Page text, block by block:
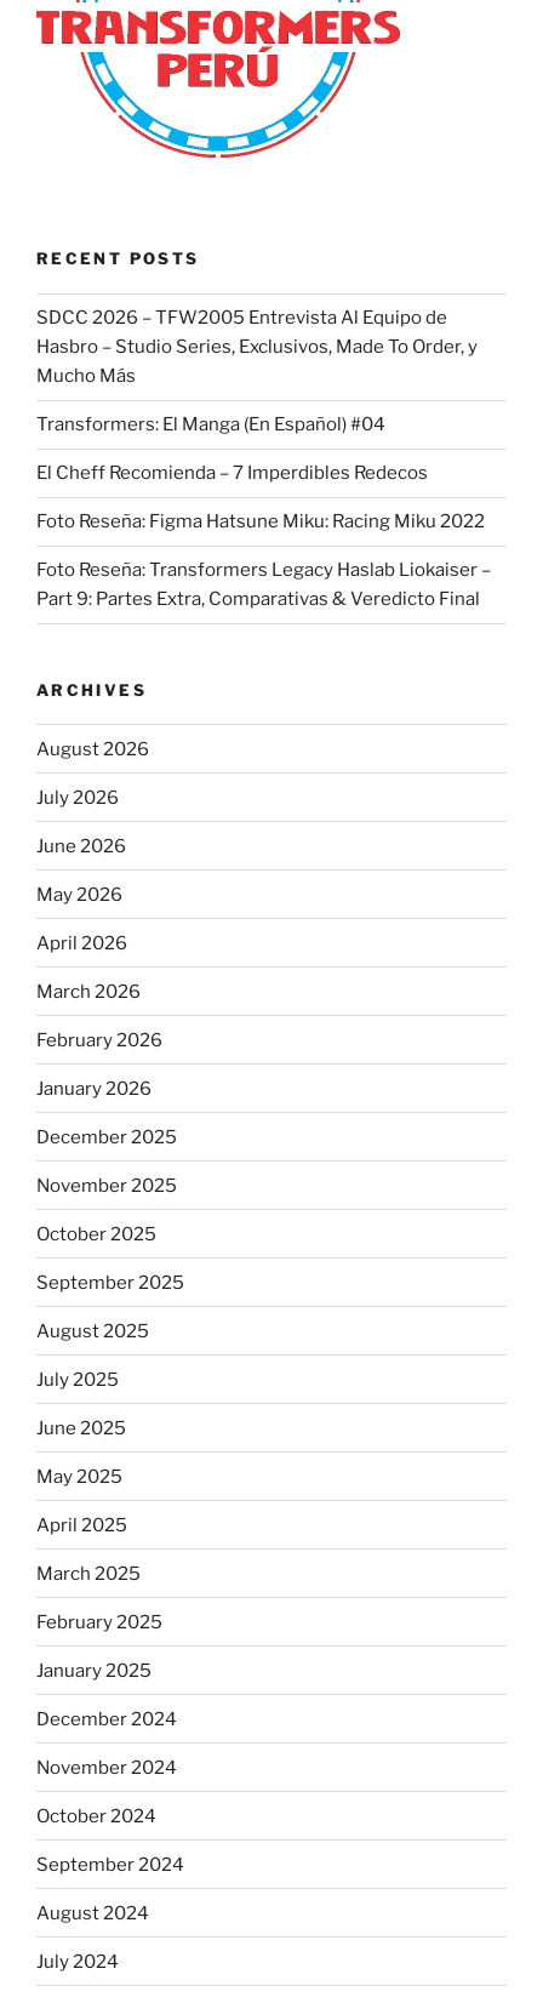
RECENT POSTS
SDCC 2026 – TFW2005 Entrevista Al Equipo de
Hasbro – Studio Series, Exclusivos, Made To Order, y
Mucho Más
Transformers: El Manga (En Español) #04
El Cheff Recomienda – 7 Imperdibles Redecos
Foto Reseña: Figma Hatsune Miku: Racing Miku 2022
Foto Reseña: Transformers Legacy Haslab Liokaiser –
Part 9: Partes Extra, Comparativas & Veredicto Final
ARCHIVES
August 2026
July 2026
June 2026
May 2026
April 2026
March 2026
February 2026
January 2026
December 2025
November 2025
October 2025
September 2025
August 2025
July 2025
June 2025
May 2025
April 2025
March 2025
February 2025
January 2025
December 2024
November 2024
October 2024
September 2024
August 2024
July 2024